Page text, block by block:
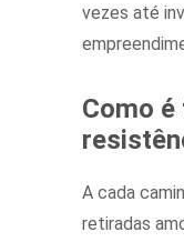
vezes até
Como
A cada
retiradas